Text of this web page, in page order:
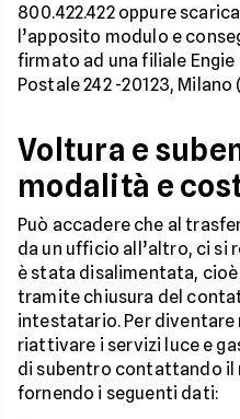
800.422.422 oppure
l’apposito modulo e
firmato ad una filiale
Postale 242 -20123, Milano
Voltura e
modalità e
Può accadere che al
da un ufficio all’altro, ci si
è stata disalimentata,
tramite chiusura del
intestatario. Per diventare
riattivare i servizi luce e
di subentro contattando il
fornendo i seguenti dati: